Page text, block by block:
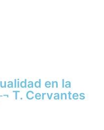
en la
T. Cervantes